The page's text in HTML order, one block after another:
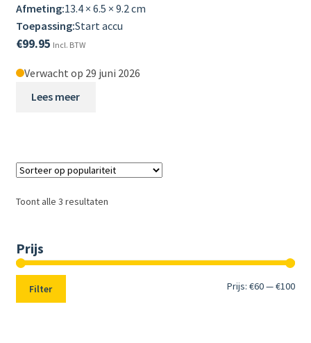
Afmeting:13.4 × 6.5 × 9.2 cm
Toepassing:Start accu
€99.95 Incl. BTW
Verwacht op 29 juni 2026
Lees meer
Toont alle 3 resultaten
Prijs
Min.
Filter Prijs:€60—€100